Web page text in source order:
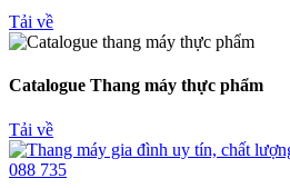
Tải về
Catalogue Thang máy thực phẩm
Tải về